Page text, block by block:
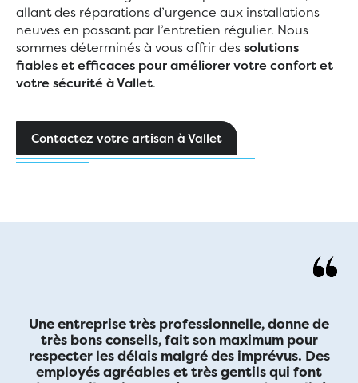
allant des réparations d’urgence aux installations
neuves en passant par l’entretien régulier. Nous
sommes déterminés à vous offrir dessolutions
fiables et efficaces pour améliorer votre confort et
votre sécurité à Vallet.
Contactez votre artisan à Vallet
Une entreprise très professionnelle, donne de
très bons conseils, fait son maximum pour
respecter les délais malgré des imprévus. Des
employés agréables et très gentils qui font